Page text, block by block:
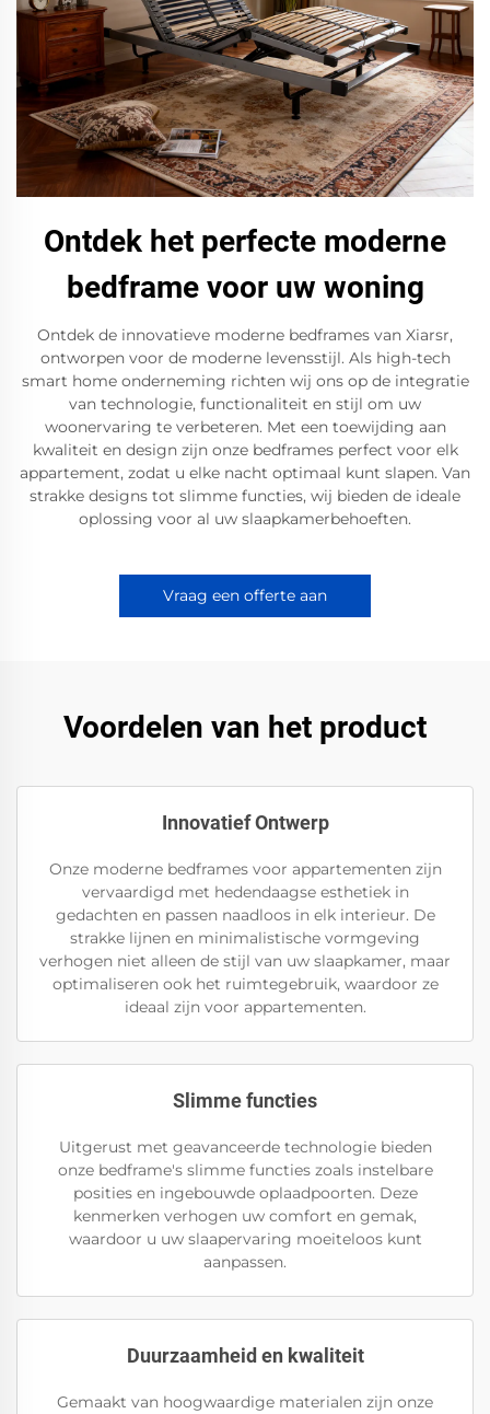
Ontdek het perfecte moderne
bedframe voor uw woning
Ontdek de innovatieve moderne bedframes van Xiarsr,
ontworpen voor de moderne levensstijl. Als high-tech
smart home onderneming richten wij ons op de integratie
van technologie, functionaliteit en stijl om uw
woonervaring te verbeteren. Met een toewijding aan
kwaliteit en design zijn onze bedframes perfect voor elk
appartement, zodat u elke nacht optimaal kunt slapen. Van
strakke designs tot slimme functies, wij bieden de ideale
oplossing voor al uw slaapkamerbehoeften.
Vraag een offerte aan
Voordelen van het product
Innovatief Ontwerp
Onze moderne bedframes voor appartementen zijn
vervaardigd met hedendaagse esthetiek in
gedachten en passen naadloos in elk interieur. De
strakke lijnen en minimalistische vormgeving
verhogen niet alleen de stijl van uw slaapkamer, maar
optimaliseren ook het ruimtegebruik, waardoor ze
ideaal zijn voor appartementen.
Slimme functies
Uitgerust met geavanceerde technologie bieden
onze bedframe's slimme functies zoals instelbare
posities en ingebouwde oplaadpoorten. Deze
kenmerken verhogen uw comfort en gemak,
waardoor u uw slaapervaring moeiteloos kunt
aanpassen.
Duurzaamheid en kwaliteit
Gemaakt van hoogwaardige materialen zijn onze